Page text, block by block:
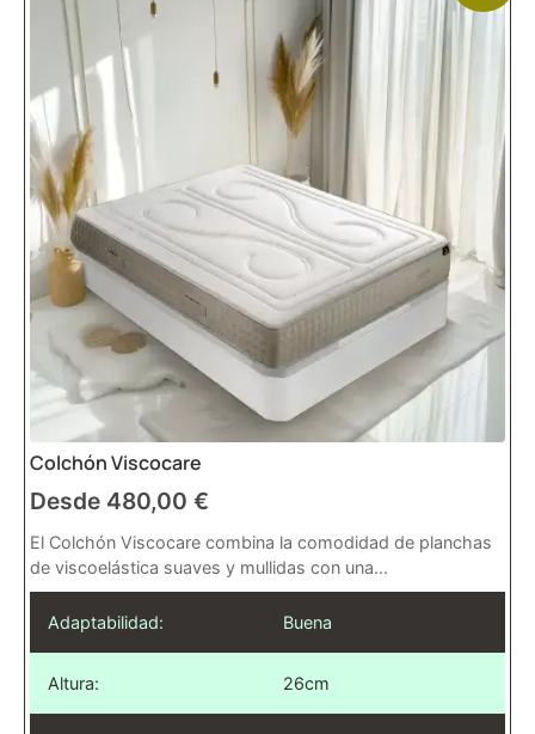
Colchón Viscocare
Desde 480,00 €
El Colchón Viscocare combina la comodidad de planchas
de viscoelástica suaves y mullidas con una...
Adaptabilidad: Buena
Altura: 26cm